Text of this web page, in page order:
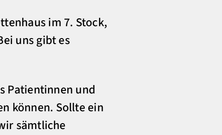
im 7. Stock,
uns gibt es
Patientinnen und
können. Sollte ein
sämtliche